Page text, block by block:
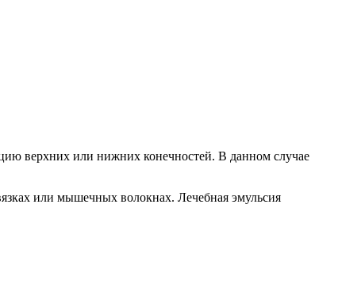
верхних или нижних конечностей. В данном случае
или мышечных волокнах. Лечебная эмульсия